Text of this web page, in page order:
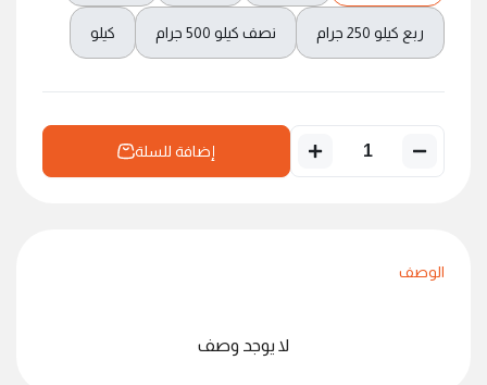
ربع كيلو 250 جرام نصف كيلو 500 جرام كيلو
إضافة للسلة
الوصف
لا يوجد وصف